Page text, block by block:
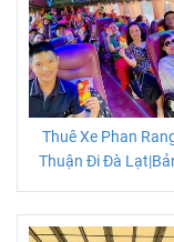
Thuê Xe Phan
Thuận Đi Đà